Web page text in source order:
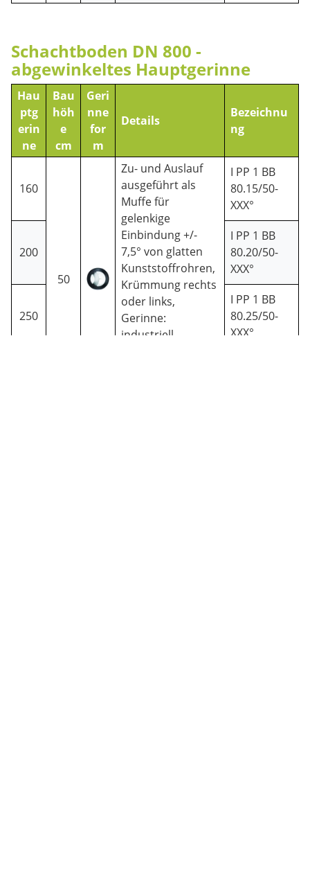
Schachtboden DN 800 -
abgewinkeltes Hauptgerinne
Hau
ptg
erin
ne
Bau
höh
e
cm
Geri
nne
for
m
Details
Bezeichnu
ng
160
50
Zu- und Auslauf
ausgeführt als
Muffe für
gelenkige
Einbindung +/-
7,5° von glatten
Kunststoffrohren,
Krümmung rechts
oder links,
Gerinne:
industriell
I PP 1 BB
80.15/50-
XXX°
200
I PP 1 BB
80.20/50-
XXX°
250
I PP 1 BB
80.25/50-
XXX°